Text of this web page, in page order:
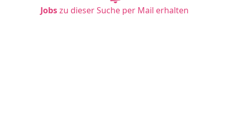
Jobszu dieser Suche per Mail erhalten